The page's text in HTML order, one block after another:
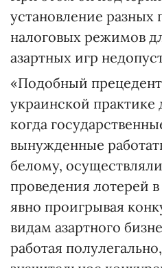
установление разных
налоговых режимов
азартных игр
«Подобный
украинской практике
когда
вынужденные
белому,
проведения лотерей
явно проигрывая
видам азартного
работая